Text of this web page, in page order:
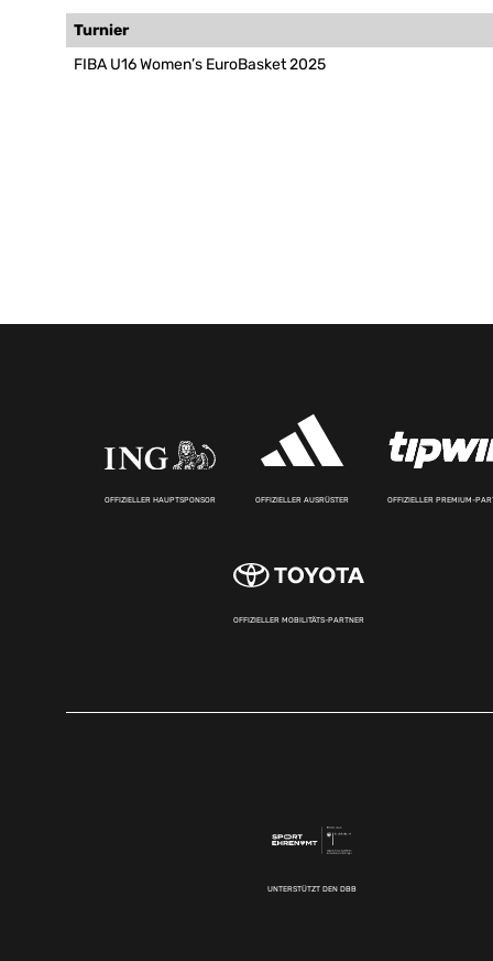
Turnier
FIBA U16 Women’s EuroBasket 2025
OFFIZIELLER HAUPTSPONSOR OFFIZIELLER AUSRÜSTER OFFIZIELLER PREMIUM-
OFFIZIELLER MOBILITÄTS-PARTNER
UNTERSTÜTZT DEN DBB